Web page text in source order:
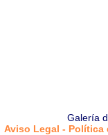
Galería
Aviso Legal -